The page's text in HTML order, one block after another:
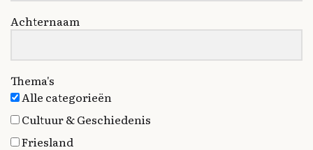
Achternaam
Thema's
Alle categorieën
Cultuur & Geschiedenis
Friesland